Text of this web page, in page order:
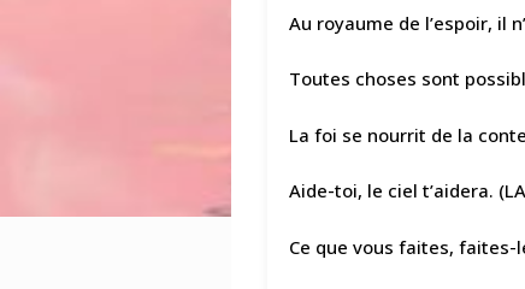
Au royaume de l’espoir, il
Toutes choses sont
La foi se nourrit de la
Aide-toi, le ciel t’aidera.
Ce que vous faites, faites-